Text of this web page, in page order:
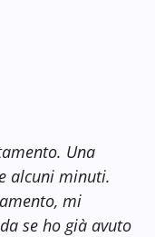
Una
alcuni minuti.
mi
se ho già avuto